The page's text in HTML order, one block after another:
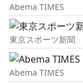
Abema TIMES
東京スポーツ新聞
Abema TIMES